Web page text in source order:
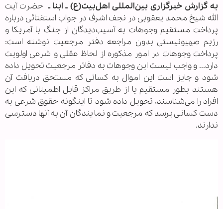
به گزارش خبرگزاری بین‌المللی اهل‌بیت(ع) ـ ابنا ـ حضرت آیت
الله شیخ محمد یعقوبی در نجف اشرف در جواب استفتائی درباره
پرداخت مستقیم وجوهات به آسیب‌دیدگان از جنگ با آمریکا و
رژیم صهیونیستی بدون مراجعه دفتر مرجعیت نوشته است:
پرداخت وجوهات در امور مذکوره از لحاظ عقلی و شرعی اولویت
دارد... و واجب نیست این وجوهات به دفاتر مرجعیت تحویل داده
شود و جایز است این اموال به کسانی که مستحق دریافت آن
هستند بطور مستقیم یا از طریق مراکز قابل اطمینانی که این
افراد را می‌شناسند، تحویل داده شود تا اینگونه حقوق شرعی به
دست کسانی برسد که مرجعیت و نمایندگان آن به آنها دسترسی
ندارند.